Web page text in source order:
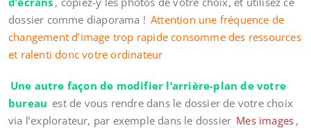
dossier comme diaporama ! Attention une fréquence de
changement d’image trop rapide consomme des ressources
et ralenti donc votre ordinateur
Une autre façon de modifier l’arrière-plan de votre
bureau est de vous rendre dans le dossier de votre choix
via l’explorateur, par exemple dans le dossier Mes images ,